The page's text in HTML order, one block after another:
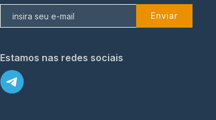
Enviar
Estamos nas redes sociais